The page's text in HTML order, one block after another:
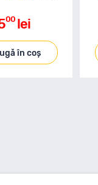
00 lei
în coș